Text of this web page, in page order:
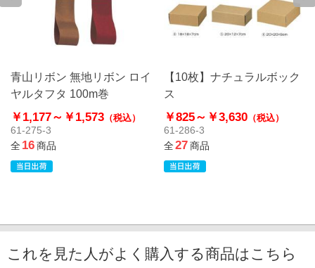
青山リボン 無地リボン ロイ
ヤルタフタ 100m巻
￥1,177～ ￥1,573 （税込）
61-275-3
全16商品
【10枚】ナチュラルボック
ス
￥825～ ￥3,630 （税込）
61-286-3
全27商品
これを見た人がよく購入する商品はこちら